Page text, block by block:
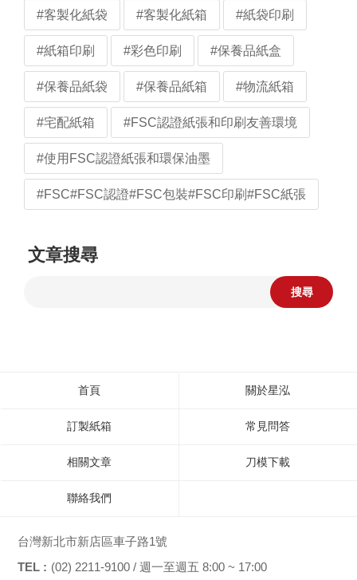
#客製化紙袋 #客製化紙箱 #紙袋印刷
#紙箱印刷 #彩色印刷 #保養品紙盒
#保養品紙袋 #保養品紙箱 #物流紙箱
#宅配紙箱 #FSC認證紙張和印刷友善環境
#使用FSC認證紙張和環保油墨
#FSC#FSC認證#FSC包裝#FSC印刷#FSC紙張
文章搜尋
搜尋
首頁 關於星泓
訂製紙箱 常見問答
相關文章 刀模下載
聯絡我們
台灣新北市新店區車子路1號
TEL : (02) 2211-9100 / 週一至週五 8:00 ~ 17:00